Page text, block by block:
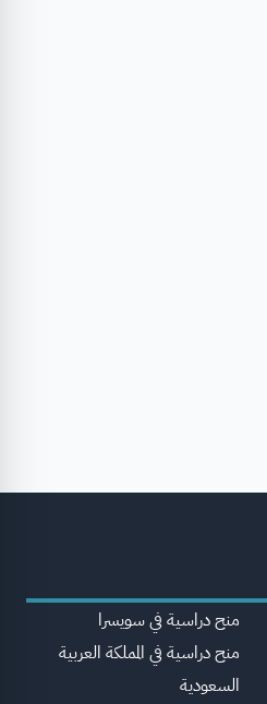
منح دراسية في سويسرا
منح دراسية في المملكة العربية
السعودية